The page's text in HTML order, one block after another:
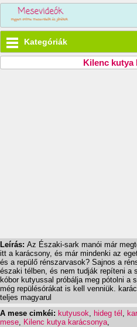
Kategóriák
Kilenc kutya
Leírás: Az Északi-sark manói már
itt a karácsony, és már mindenki az
és a repülő rénszarvasok? Sajnos a
északi télben, és nem tudják repíteni a
kóbor kutyussal próbálja meg pótolni a
még repülésórákat is kell venniük.
teljes magyarul
A mese cimkéi: kutyusok hideg tél
mese Kilenc kutya karácsonya